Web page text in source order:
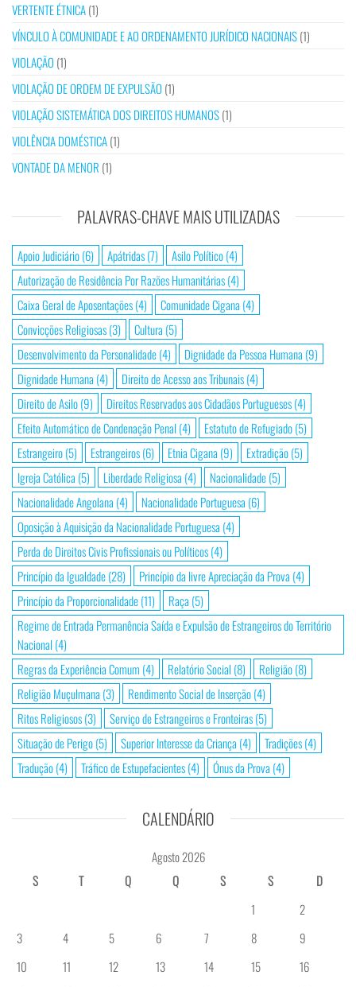
VERTENTE ÉTNICA(1)
VÍNCULO À COMUNIDADE E AO ORDENAMENTO JURÍDICO NACIONAIS(1)
VIOLAÇÃO (1)
VIOLAÇÃO DE ORDEM DE EXPULSÃO (1)
VIOLAÇÃO SISTEMÁTICA DOS DIREITOS HUMANOS(1)
VIOLÊNCIA DOMÉSTICA(1)
VONTADE DA MENOR (1)
PALAVRAS-CHAVE MAIS UTILIZADAS
Apoio Judiciário(6) Apátridas(7) Asilo Político(4)
Autorização de Residência Por Razões Humanitárias(4)
Caixa Geral de Aposentações(4) Comunidade Cigana (4)
Convicções Religiosas(3) Cultura (5)
Desenvolvimento da Personalidade(4) Dignidade da Pessoa Humana (9)
Dignidade Humana (4) Direito de Acesso aos Tribunais(4)
Direito de Asilo(9) Direitos Reservados aos Cidadãos Portugueses(4)
Efeito Automático de Condenação Penal (4) Estatuto de Refugiado(5)
Estrangeiro(5) Estrangeiros(6) Etnia Cigana (9) Extradição(5)
Igreja Católica (5) Liberdade Religiosa (4) Nacionalidade(5)
Nacionalidade Angolana (4) Nacionalidade Portuguesa (6)
Oposição à Aquisição da Nacionalidade Portuguesa (4)
Perda de Direitos Civis Profissionais ou Políticos(4)
Princípio da Igualdade(28) Princípio da livre Apreciação da Prova (4)
Princípio da Proporcionalidade(11) Raça (5)
Regime de Entrada Permanência Saída e Expulsão de Estrangeiros do Território
Nacional (4)
Regras da Experiência Comum (4) Relatório Social (8) Religião(8)
Religião Muçulmana (3) Rendimento Social de Inserção(4)
Ritos Religiosos(3) Serviço de Estrangeiros e Fronteiras(5)
Situação de Perigo(5) Superior Interesse da Criança (4) Tradições(4)
Tradução(4) Tráfico de Estupefacientes(4) Ónus da Prova (4)
CALENDÁRIO
Agosto 2026
S
T Q Q S S
D
1
2
3
4 5 6 7 8
9
10
11 12 13 14 15
16